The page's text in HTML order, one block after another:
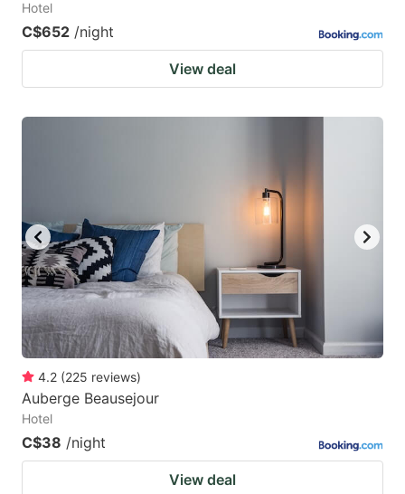
Hotel
C$652 /night
View deal
4.2 (225 reviews)
Auberge Beausejour
Hotel
C$38 /night
View deal